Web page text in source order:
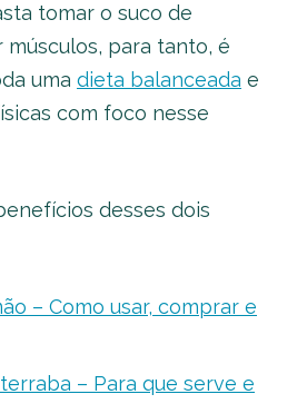
tomar o suco de
para tanto, é
uma dieta balanceada e
com foco nesse
desses dois
– Como usar, comprar e
– Para que serve e